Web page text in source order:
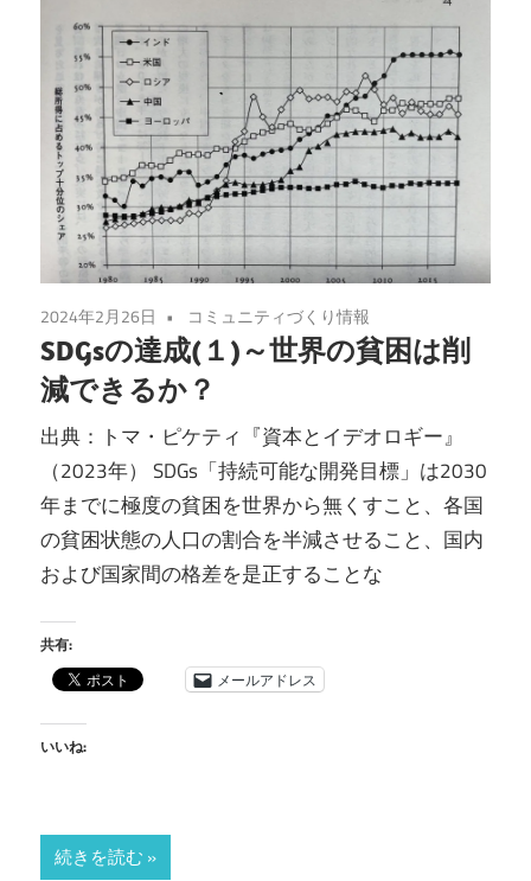
2024年2月26日 コミュニティづくり情報
SDGsの達成(１)～世界の貧困は削
減できるか？
出典：トマ・ピケティ『資本とイデオロギー』
（2023年） SDGs「持続可能な開発目標」は2030
年までに極度の貧困を世界から無くすこと、各国
の貧困状態の人口の割合を半減させること、国内
および国家間の格差を是正することな
共有:
メールアドレス
いいね:
続きを読む